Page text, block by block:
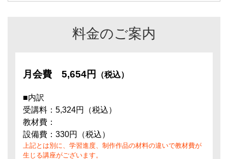
料金のご案内
月会費 5,654円 （税込）
■内訳
受講料：5,324円（税込）
教材費：
設備費：330円（税込）
上記とは別に、学習進度、制作作品の材料の違いで教材費が
生じる講座がございます。